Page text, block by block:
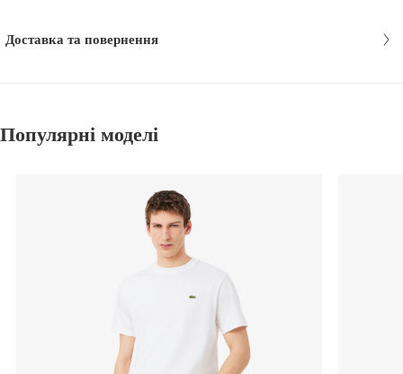
Доставка та повернення
Популярні моделі